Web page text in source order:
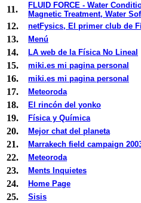
11.
FLUID FORCE - Water
Magnetic Treatment, Water
12. netFysics, El primer club de
13. Menú
14. LA web de la Física No Lineal
15. miki.es mi pagina personal
16. miki.es mi pagina personal
17. Meteoroda
18. El rincón del yonko
19. Física y Química
20. Mejor chat del planeta
21. Marrakech field campaign
22. Meteoroda
23. Ments Inquietes
24. Home Page
25. Sisis